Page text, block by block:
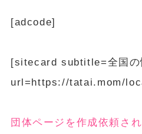
[adcode]
[sitecard subtitle=全国の
url=https://tatai.mom/
団体ページを作成依頼さ